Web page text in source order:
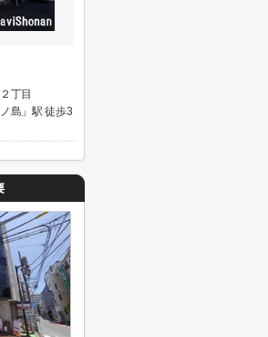
２丁目
島」駅 徒歩3